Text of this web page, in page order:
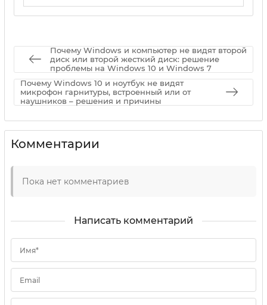
Почему Windows и компьютер не видят второй
диск или второй жесткий диск: решение
проблемы на Windows 10 и Windows 7
Почему Windows 10 и ноутбук не видят
микрофон гарнитуры, встроенный или от
наушников – решения и причины
Комментарии
Пока нет комментариев
Написать комментарий
Имя*
Email